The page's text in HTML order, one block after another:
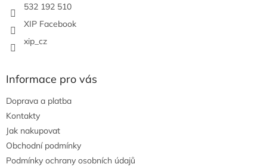
532 192 510
XIP Facebook
xip_cz
Informace pro vás
Doprava a platba
Kontakty
Jak nakupovat
Obchodní podmínky
Podmínky ochrany osobních údajů